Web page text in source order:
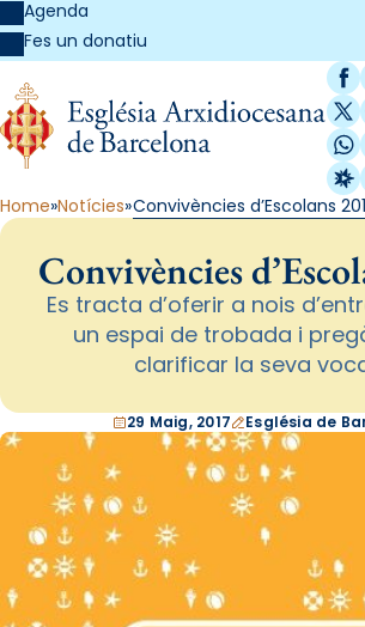
Agenda
Fes un donatiu
X /
Home Notícies Convivències d’Escolans
Convivències
Es tracta d’oferir a nois
un espai de trobada i
clarificar la seva
29 Maig, 2017 Església de